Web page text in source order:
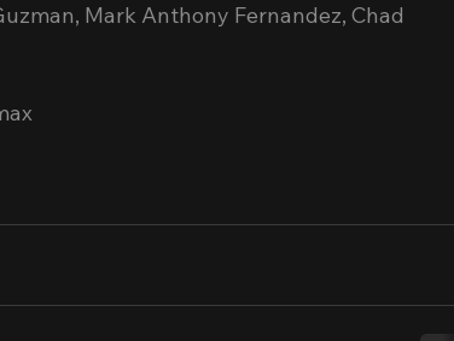
Mark Anthony Fernandez, Chad